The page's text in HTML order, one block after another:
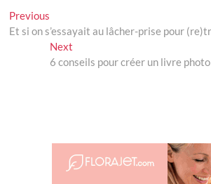
Navigation
de
l’article
Previous
post:
Et si on s’essayait au lâcher-prise pour
NextNext
post:
6 conseils pour créer un livre